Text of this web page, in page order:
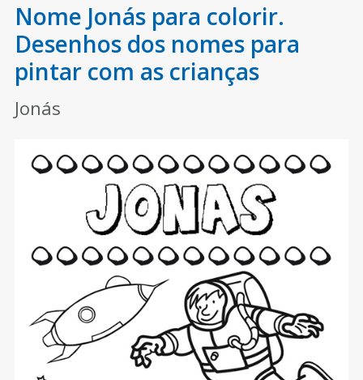
Nome Jonás para colorir.
Desenhos dos nomes para
pintar com as crianças
Jonás